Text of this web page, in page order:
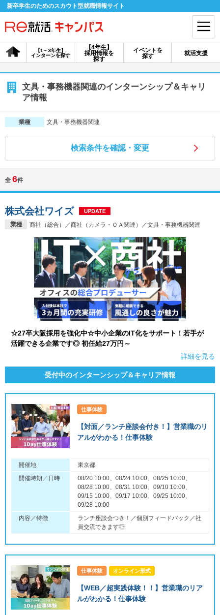
新卒学生のためのスカウト型就職情報サイト
【4年生】
採用情報を
探す
【1～3年生】
インターンを探す
イベントを
探す
就活支援
会員登録 ログイン
会員ID・パスワードを忘れた方はこちら
説明会を探す
インターンを探す
イベントを探す
就活ノウハウ・サポート
就活支援
就活ノウハウが満載！
就活コラム
お役立ち記事・相談室など
適職診断
あなたに合う仕事を診断！
就活チャンネル
動画で対策講座をチェック
就活ニュースペーパー よくある質問
文具・事務機器関連のインターンシップ＆キャリ
ア情報
業種 文具・事務機器関連
検索条件を確認・変更
全 6件
業種 商社（総合）／商社（カメラ・ＯＡ関連）／文具・事務機器関連
株式会社ワイズ UPDATE
☆27卒大阪採用を強化中☆中小企業のIT化をサポート！若手が
活躍できる企業です◎ 初任給27万円～
詳細を見る
受付中のインターンシップ＆キャリア情報
仕事体験
【対面／ランチ座談会付き！】営業職のリ
アルがわかる！仕事体験
開催地
東京都
開催時期／日時
08/20 10:00、08/24 10:00、08/25 10:00、
08/28 10:00、08/31 10:00、09/10 10:00、
09/15 10:00、09/17 10:00、09/25 10:00、
09/28 10:00
内容／特徴
ランチ座談会つき！／個別フィードバック／社
員交流できます◎
仕事体験 オンライン形式
【WEB／超実践体験！！】営業職のリア
ルがわかる！仕事体験